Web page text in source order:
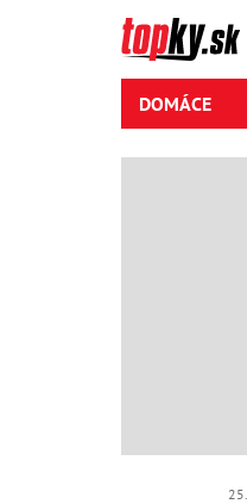
DOMÁCE